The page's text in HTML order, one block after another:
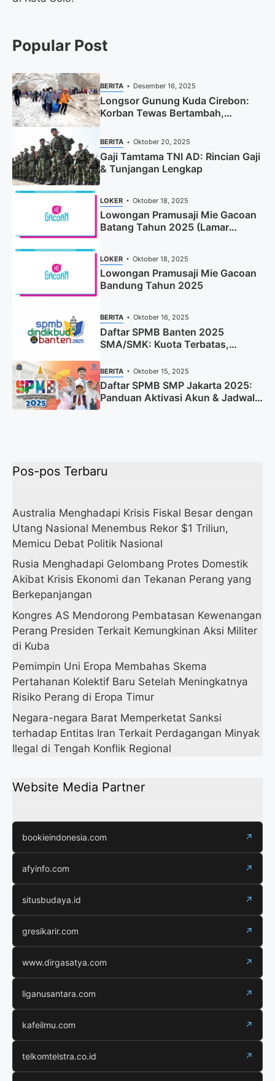
Popular Post
BERITA Desember 16, 2025
Longsor Gunung Kuda Cirebon:
Korban Tewas Bertambah,
Pencarian Dihentikan
BERITA Oktober 20, 2025
Gaji Tamtama TNI AD: Rincian Gaji
& Tunjangan Lengkap
LOKER Oktober 18, 2025
Lowongan Pramusaji Mie Gacoan
Batang Tahun 2025 (Lamar
LOKER Oktober 18, 2025
Lowongan Pramusaji Mie Gacoan
Bandung Tahun 2025
BERITA Oktober 16, 2025
Daftar SPMB Banten 2025
SMA/SMK: Kuota Terbatas,
BERITA Oktober 15, 2025
Daftar SPMB SMP Jakarta 2025:
Panduan Aktivasi Akun & Jadwal
Lengkap
Pos-pos Terbaru
Australia Menghadapi Krisis Fiskal Besar dengan
Utang Nasional Menembus Rekor $1 Triliun,
Memicu Debat Politik Nasional
Rusia Menghadapi Gelombang Protes Domestik
Akibat Krisis Ekonomi dan Tekanan Perang yang
Berkepanjangan
Kongres AS Mendorong Pembatasan Kewenangan
Perang Presiden Terkait Kemungkinan Aksi Militer
di Kuba
Pemimpin Uni Eropa Membahas Skema
Pertahanan Kolektif Baru Setelah Meningkatnya
Risiko Perang di Eropa Timur
Negara-negara Barat Memperketat Sanksi
terhadap Entitas Iran Terkait Perdagangan Minyak
Ilegal di Tengah Konflik Regional
Website Media Partner
bookieindonesia.com ↗
afyinfo.com ↗
situsbudaya.id ↗
gresikarir.com ↗
www.dirgasatya.com ↗
liganusantara.com ↗
kafeilmu.com ↗
telkomtelstra.co.id ↗